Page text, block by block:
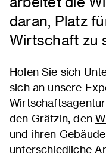
daran, Platz
Wirtschaft zu
Holen Sie sich
sich an unsere
den Grätzln, den
und ihren
unterschiedliche